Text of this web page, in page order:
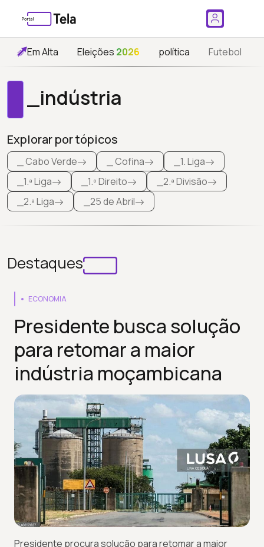
Em Alta Eleições 2026 política Futebol
_indústria
Explorar por tópicos
_ Cabo Verde _ Cofina
_1. Liga
_1.ª Liga
_1.º Direito
_2.ª Divisão
_2.ª Liga
_25 de Abril
Destaques
ECONOMIA
Presidente busca solução
para retomar a maior
indústria moçambicana
Presidente procura solução para retomar a maior